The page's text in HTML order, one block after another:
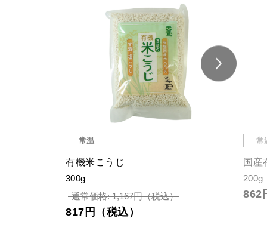
常温
オーガニックポテトチップス（パプ
リカ）
100g
463円（税込）
有
40g
通